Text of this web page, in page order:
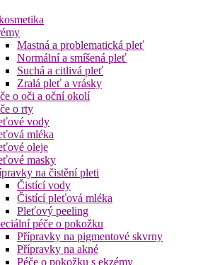
Mastná a problematická pleť
Normální a smíšená pleť
Suchá a citlivá pleť
Zralá pleť a vrásky
o oči a oční okolí
o rty
vody
mléka
oleje
masky
na čistění pleti
Čistící vody
Čistící pleťová mléka
Pleťový peeling
péče o pokožku
Přípravky na pigmentové skvrny
Přípravky na akné
Péče o pokožku s ekzémy